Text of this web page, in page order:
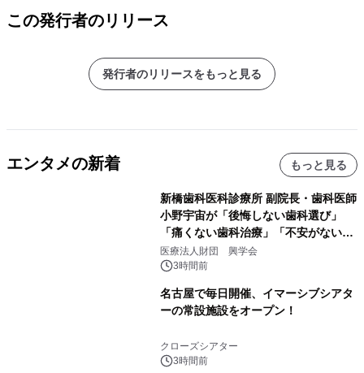
この発行者のリリース
発行者のリリースをもっと見る
エンタメの新着 もっと見る
新橋歯科医科診療所 副院長・歯科医師
小野宇宙が「後悔しない歯科選び」
「痛くない歯科治療」「不安がない治
療計画」をテーマに専門監修
医療法人財団 興学会
3時間前
名古屋で毎日開催、イマーシブシアタ
ーの常設施設をオープン！
クローズシアター
3時間前